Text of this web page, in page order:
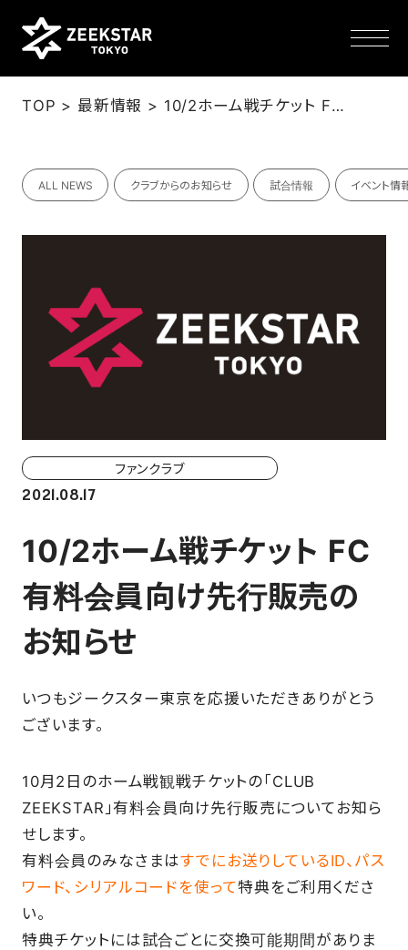
NEWS
TEAM
SCHEDULE
TICKET
会場（座席・価格表）
チケット購入方法
各座席について
観戦ガイド
FAN CLUB
マイページはこちら
CSR
SCHOOL
PARTNERS
TOP > 最新情報 > 10/2ホーム戦チケット FC有料会員向け先行販売のお知らせ
ファンクラブ
2021.08.17
10/2ホーム戦チケット FC
有料会員向け先行販売の
お知らせ
いつもジークスター東京を応援いただきありがとう
ございます。
10月2日のホーム戦観戦チケットの「CLUB
ZEEKSTAR」有料会員向け先行販売についてお知ら
せします。
有料会員のみなさまはすでにお送りしているID、パス
ワード、シリアルコードを使って特典をご利用くださ
い。
特典チケットには試合ごとに交換可能期間がありま
ALL NEWS クラブからのお知らせ 試合情報 イベント情